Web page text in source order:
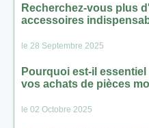
Recherchez-vous plus
accessoires
le 28 Septembre 2025
Pourquoi est-il
vos achats de pièces
le 02 Octobre 2025